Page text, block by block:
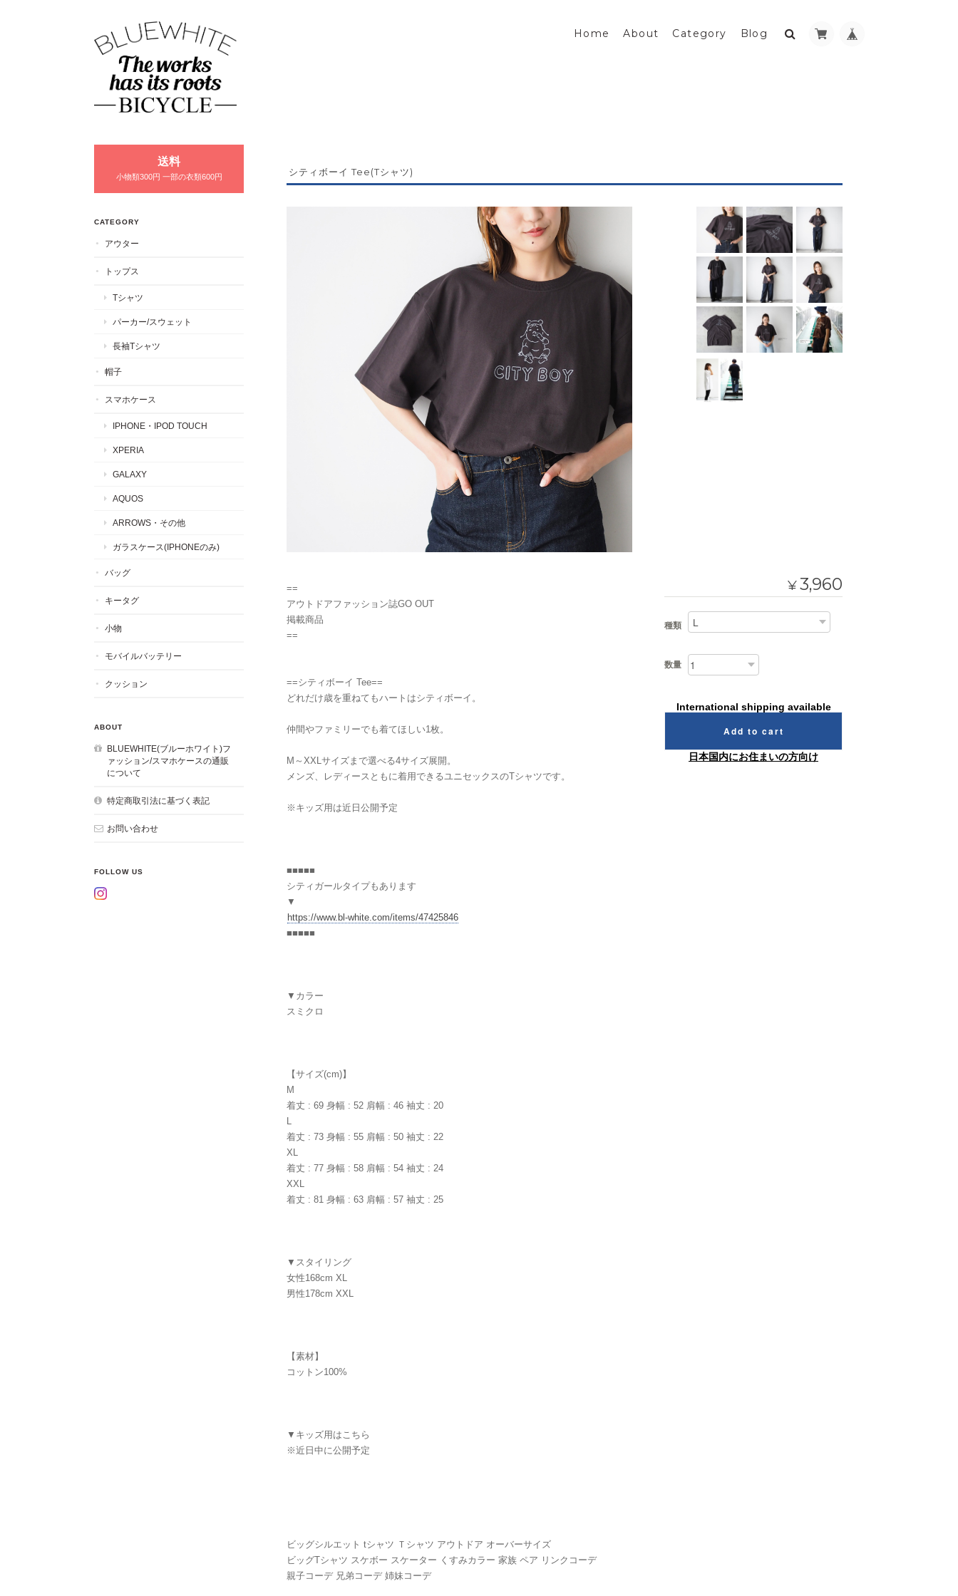
Home About Category Blog
シティボーイ Tee(Tシャツ)
==
アウトドアファッション誌GO OUT
掲載商品
==
==シティボーイ Tee==
どれだけ歳を重ねてもハートはシティボーイ。
仲間やファミリーでも着てほしい1枚。
M～XXLサイズまで選べる4サイズ展開。
メンズ、レディースともに着用できるユニセックスのTシャツです。
※キッズ用は近日公開予定
■■■■■
シティガールタイプもあります
▼
https://www.bl-white.com/items/47425846
■■■■■
▼カラー
スミクロ
【サイズ(cm)】
M
着丈 : 69 身幅 : 52 肩幅 : 46 袖丈 : 20
L
着丈 : 73 身幅 : 55 肩幅 : 50 袖丈 : 22
XL
着丈 : 77 身幅 : 58 肩幅 : 54 袖丈 : 24
XXL
着丈 : 81 身幅 : 63 肩幅 : 57 袖丈 : 25
▼スタイリング
女性168cm XL
男性178cm XXL
【素材】
コットン100%
▼キッズ用はこちら
※近日中に公開予定
ビッグシルエット tシャツ Ｔシャツ アウトドア オーバーサイズ
ビッグTシャツ スケボー スケーター くすみカラー 家族 ペア リンクコーデ
親子コーデ 兄弟コーデ 姉妹コーデ
¥3,960
種類
数量
International shipping available
Add to cart
日本国内にお住まいの方向け
送料
小物類300円 一部の衣類600円
CATEGORY
アウター
トップス
Tシャツ
パーカー/スウェット
長袖Tシャツ
帽子
スマホケース
IPHONE・IPOD TOUCH
XPERIA
GALAXY
AQUOS
ARROWS・その他
ガラスケース(IPHONEのみ)
バッグ
キータグ
小物
モバイルバッテリー
クッション
ABOUT
BLUEWHITE(ブルーホワイト)フ
ァッション/スマホケースの通販
について
特定商取引法に基づく表記
お問い合わせ
FOLLOW US